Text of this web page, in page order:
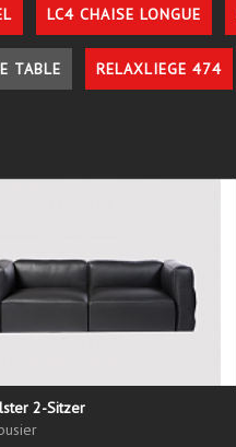
LC4 CHAISE LONGUE
TABLE RELAXLIEGE 474
2-Sitzer